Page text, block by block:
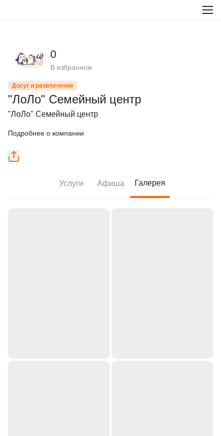
0
В избранном
Досуг и развлечение
"ЛоЛо" Семейный центр
"ЛоЛо" Семейный центр
Подробнее о компании
Услуги Афиша Галерея